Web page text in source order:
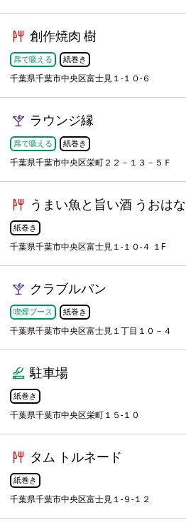
創作焼肉 樹
席で吸える 紙巻き
千葉県千葉市中央区富士見１-１０-６
ラウンジ縁
席で吸える 紙巻き
千葉県千葉市中央区栄町２２－１３－５Ｆ
うまい魚と旨い酒 うおはな
紙巻き
千葉県千葉市中央区富士見１-１０-４ １F
クラブルパン
喫煙ブース 紙巻き
千葉県千葉市中央区富士見１丁目１０－４
駐車場
紙巻き
千葉県千葉市中央区栄町１５-１０
タム トルネード
紙巻き
千葉県千葉市中央区富士見１-９-１２